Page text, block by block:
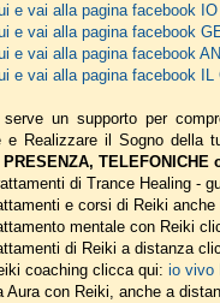
e vai alla pagina facebook
e vai alla pagina facebook
e vai alla pagina facebook
e vai alla pagina facebook IL
un supporto per
e Realizzare il Sogno della
TELEFONICHE
di Trance Healing -
e corsi di Reiki
mentale con Reiki
di Reiki a distanza
coaching clicca qui: io vivo
Aura con Reiki, anche a